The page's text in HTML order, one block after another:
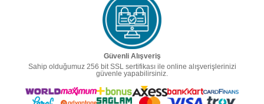
Güvenli Alışveriş
Sahip olduğumuz 256 bit SSL sertifikası ile online alışverişlerinizi
güvenle yapabilirsiniz.